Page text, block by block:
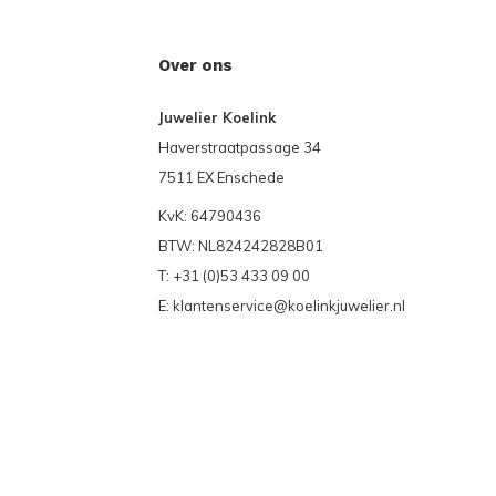
Over ons
Juwelier Koelink
Haverstraatpassage 34
7511 EX Enschede
KvK: 64790436
BTW: NL824242828B01
T: +31 (0)53 433 09 00
E: klantenservice@koelinkjuwelier.nl